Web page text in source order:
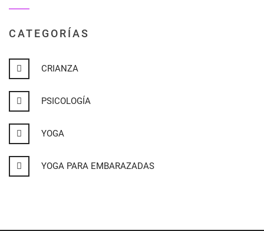
CATEGORÍAS
CRIANZA
PSICOLOGÍA
YOGA
YOGA PARA EMBARAZADAS